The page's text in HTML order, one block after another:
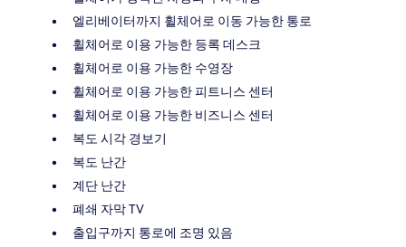
엘리베이터까지 휠체어로 이동 가능한 통로
휠체어로 이용 가능한 등록 데스크
휠체어로 이용 가능한 수영장
휠체어로 이용 가능한 피트니스 센터
휠체어로 이용 가능한 비즈니스 센터
복도 시각 경보기
복도 난간
계단 난간
폐쇄 자막 TV
출입구까지 통로에 조명 있음